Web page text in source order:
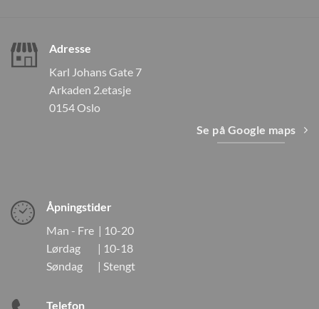
Adresse
Karl Johans Gate 7
Arkaden 2.etasje
0154 Oslo
Se på Google maps
Åpningstider
Man - Fre | 10-20
Lørdag | 10-18
Søndag | Stengt
Telefon